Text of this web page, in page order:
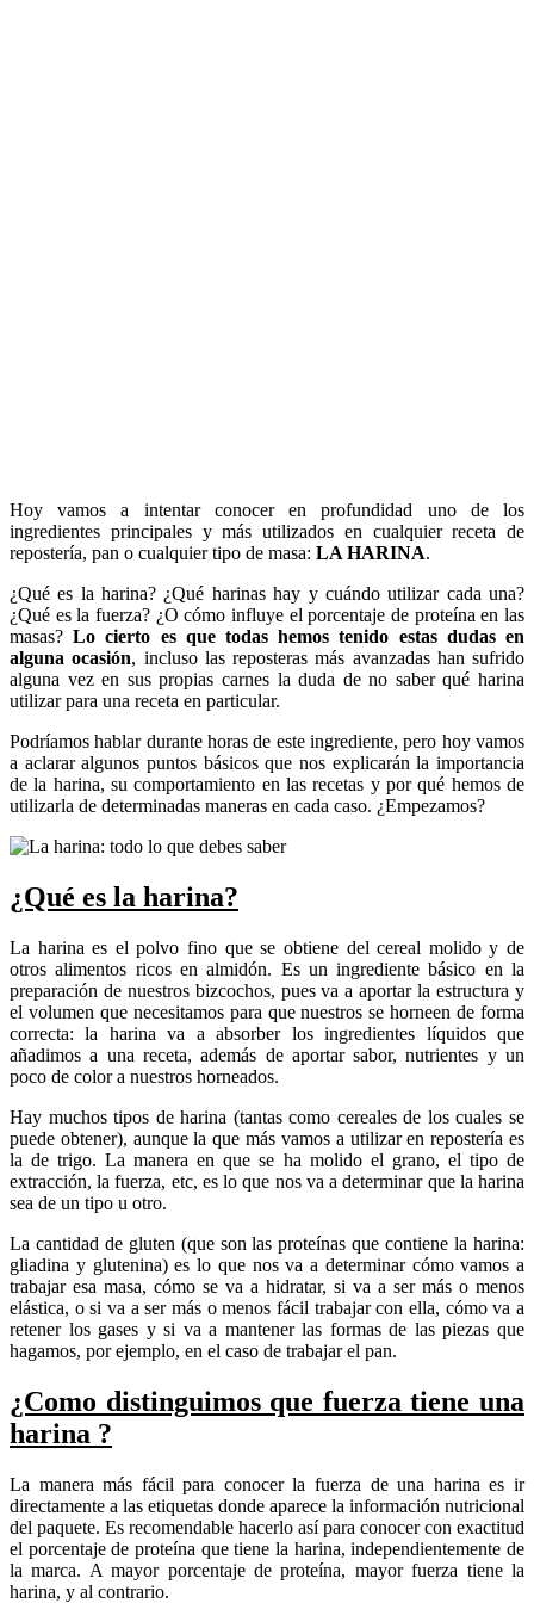
Hoy vamos a intentar conocer en profundidad uno de los
ingredientes principales y más utilizados en cualquier receta de
repostería, pan o cualquier tipo de masa: LA HARINA.
¿Qué es la harina? ¿Qué harinas hay y cuándo utilizar cada una?
¿Qué es la fuerza? ¿O cómo influye el porcentaje de proteína en las
masas?Lo cierto es que todas hemos tenido estas dudas en
alguna ocasión, incluso las reposteras más avanzadas han sufrido
alguna vez en sus propias carnes la duda de no saber qué harina
utilizar para una receta en particular.
Podríamos hablar durante horas de este ingrediente, pero hoy vamos
a aclarar algunos puntos básicos que nos explicarán la importancia
de la harina, su comportamiento en las recetas y por qué hemos de
utilizarla de determinadas maneras en cada caso. ¿Empezamos?
¿Qué es la harina?
La harina es el polvo fino que se obtiene del cereal molido y de
otros alimentos ricos en almidón. Es un ingrediente básico en la
preparación de nuestros bizcochos, pues va a aportar la estructura y
el volumen que necesitamos para que nuestros se horneen de forma
correcta: la harina va a absorber los ingredientes líquidos que
añadimos a una receta, además de aportar sabor, nutrientes y un
poco de color a nuestros horneados.
Hay muchos tipos de harina (tantas como cereales de los cuales se
puede obtener), aunque la que más vamos a utilizar en repostería es
la de trigo. La manera en que se ha molido el grano, el tipo de
extracción, la fuerza, etc, es lo que nos va a determinar que la harina
sea de un tipo u otro.
La cantidad de gluten (que son las proteínas que contiene la harina:
gliadina y glutenina) es lo que nos va a determinar cómo vamos a
trabajar esa masa, cómo se va a hidratar, si va a ser más o menos
elástica, o si va a ser más o menos fácil trabajar con ella, cómo va a
retener los gases y si va a mantener las formas de las piezas que
hagamos, por ejemplo, en el caso de trabajar el pan.
¿Como distinguimos que fuerza tiene una
harina ?
La manera más fácil para conocer la fuerza de una harina es ir
directamente a las etiquetas donde aparece la información nutricional
del paquete. Es recomendable hacerlo así para conocer con exactitud
el porcentaje de proteína que tiene la harina, independientemente de
la marca. A mayor porcentaje de proteína, mayor fuerza tiene la
harina, y al contrario.